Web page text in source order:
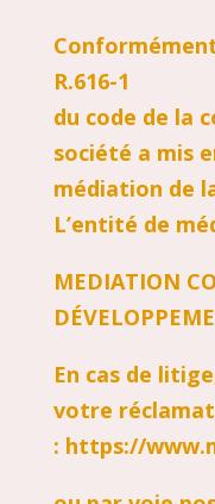
R.616-1
du code de la
société a mis
médiation de
L’entité de
MEDIATION
En cas de
votre
: https://